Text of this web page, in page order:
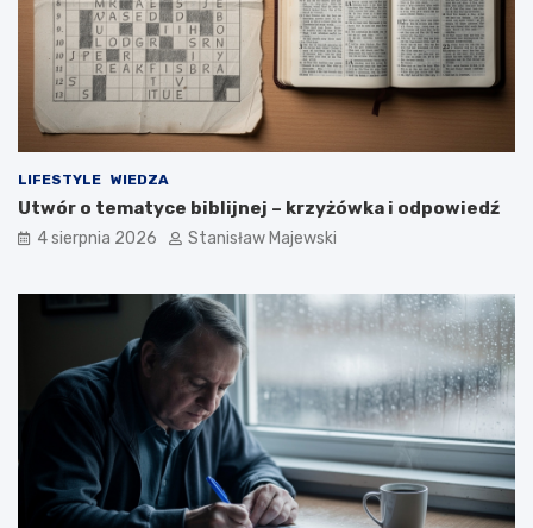
LIFESTYLE WIEDZA
Utwór o tematyce biblijnej – krzyżówka i odpowiedź
4 sierpnia 2026 Stanisław Majewski